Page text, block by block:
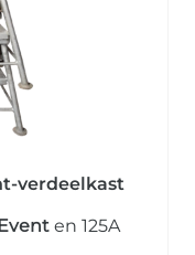
verdeelkast
en 125A